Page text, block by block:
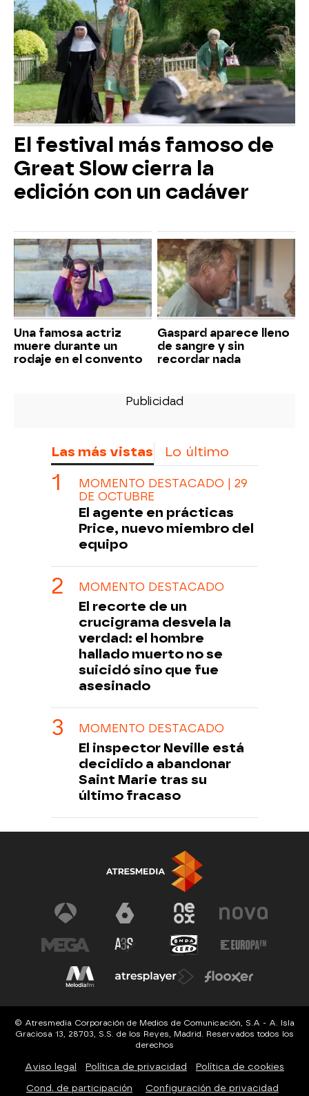
El festival más famoso de
Great Slow cierra la
edición con un cadáver
Una famosa actriz
muere durante un
rodaje en el convento
Gaspard aparece lleno
de sangre y sin
recordar nada
Las más vistas Lo último
MOMENTO DESTACADO | 29
DE OCTUBRE
El agente en prácticas
Price, nuevo miembro del
equipo
MOMENTO DESTACADO
El recorte de un
crucigrama desvela la
verdad: el hombre
hallado muerto no se
suicidó sino que fue
asesinado
MOMENTO DESTACADO
El inspector Neville está
decidido a abandonar
Saint Marie tras su
último fracaso
© Atresmedia Corporación de Medios de Comunicación, S.A - A. Isla
Graciosa 13, 28703, S.S. de los Reyes, Madrid. Reservados todos los
derechos
Aviso legal Política de privacidad Política de cookies
Cond. de participación Configuración de privacidad